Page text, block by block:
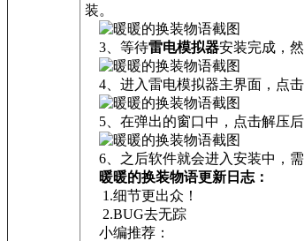
装。
3、等待雷电模拟器安装完成，
4、进入雷电模拟器主界面，点击
5、在弹出的窗口中，点击解压
6、之后软件就会进入安装中，
暖暖的换装物语更新日志：
1.细节更出众！
2.BUG去无踪
小编推荐：